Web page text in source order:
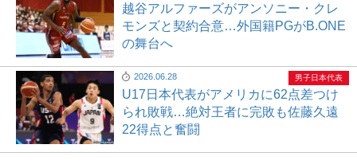
越谷アルファーズがアンソニー・クレ
モンズと契約合意…外国籍PGがB.ONE
の舞台へ
2026.06.28
U17日本代表がアメリカに62点差つけ
られ敗戦…絶対王者に完敗も佐藤久遠
22得点と奮闘
男子日本代表